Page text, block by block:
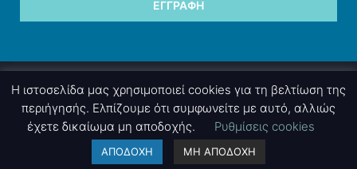
ΕΓΓΡΑΦΉ
nettings, ltd . Powered bymgk
Η ιστοσελίδα μας χρησιμοποιεί cookies για τη βελτίωση της
περιήγησής. Ελπίζουμε ότι συμφωνείτε με αυτό, αλλιώς
έχετε δικαίωμα μη αποδοχής.
Ρυθμίσεις cookies
ΑΠΟΔΟΧΗ ΜΗ ΑΠΟΔΟΧΗ